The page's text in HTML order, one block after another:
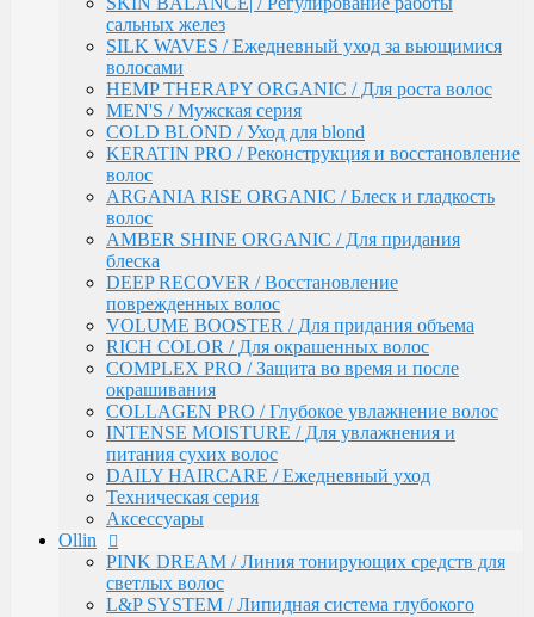
питания сухих волос
DAILY HAIRCARE / Ежедневный уход
Техническая серия
Аксессуары
Ollin
PINK DREAM / Линия тонирующих средств для
светлых волос
L&P SYSTEM / Липидная система глубокого
восстановления волос
НАБОРЫ
Anti-Yellow / Для нейтрализации жёлтых оттенков
Salon Beauty / Уход для увлажнения, питания и
яркости волос
Ultimate Care / Уход для окрашенных,
поврежденных и сухих волос
Basic Line / Салонная линия по уходу за волосами
Bionika / Комплексный уход для волос и кожи
головы
BIONIKA - От корней до кончиков
BIONIKA - Питание и блеск
BIONIKA - Плотность волос
BIONIKA - Против выпадения волос
BIONIKA - Реконструктор
BIONIKA - Экстра увлажнение
BIONIKA - Яркость цвета
Care / Уход за волосами
COCKTAIL BAR / Уходу за волосами
CURL & SMOOTH HAIR / Уходу за гладкими и
сальных желез
SILK WAVES / Ежедневный уход за вьющимися
волосами
HEMP THERAPY ORGANIC / Для роста волос
MEN'S / Мужская серия
COLD BLOND / Уход для blond
KERATIN PRO / Реконструкция и восстановление
волос
ARGANIA RISE ORGANIC / Блеск и гладкость
волос
AMBER SHINE ORGANIC / Для придания
блеска
DEEP RECOVER / Восстановление
поврежденных волос
VOLUME BOOSTER / Для придания объема
RICH COLOR / Для окрашенных волос
COMPLEX PRO / Защита во время и после
окрашивания
COLLAGEN PRO / Глубокое увлажнение волос
INTENSE MOISTURE / Для увлажнения и
питания сухих волос
DAILY HAIRCARE / Ежедневный уход
Техническая серия
Аксессуары
Ollin
PINK DREAM / Линия тонирующих средств для
светлых волос
L&P SYSTEM / Липидная система глубокого